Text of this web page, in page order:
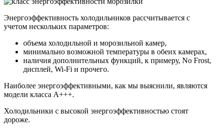
Энергоэффективность холодильников рассчитывается с
учетом нескольких параметров:
объема холодильной и морозильной камер,
минимально возможной температуры в обеих камерах,
наличия дополнительных функций, к примеру, No Frost,
дисплей, Wi-Fi и прочего.
Наиболее энергоэффективными, как мы выяснили, являются
модели класса A+++.
Холодильники с высокой энергоэффективностью стоят
дороже.